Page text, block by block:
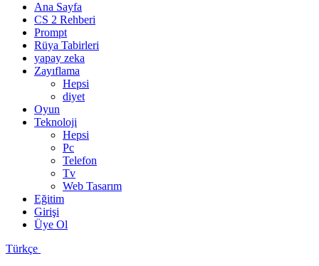
Ana Sayfa
CS 2 Rehberi
Prompt
Rüya Tabirleri
yapay zeka
Zayıflama
Hepsi
diyet
Oyun
Teknoloji
Hepsi
Pc
Telefon
Tv
Web Tasarım
Eğitim
Girişi
Üye Ol
Türkçe